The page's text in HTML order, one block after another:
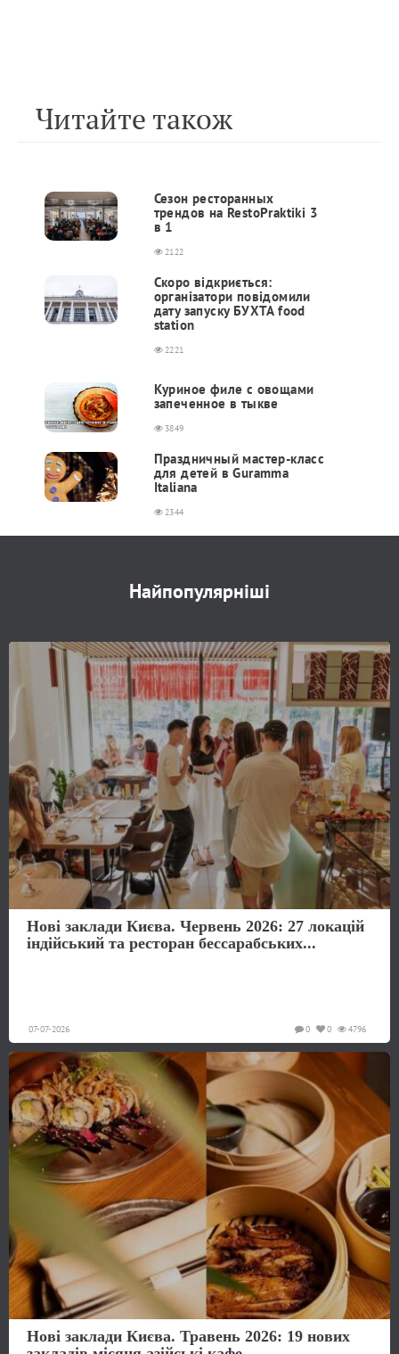
Читайте також
Сезон ресторанных
трендов на RestoPraktiki 3
в 1
2122
Скоро відкриється:
організатори повідомили
дату запуску БУХТА food
station
2221
Куриное филе с овощами
запеченное в тыкве
3849
Праздничный мастер-класс
для детей в Guramma
Italiana
2344
Найпопулярніші
Нові заклади Києва. Червень 2026: 27 локацій
індійський та ресторан бессарабських...
07-07-2026 4796
0
0
Нові заклади Києва. Травень 2026: 19 нових